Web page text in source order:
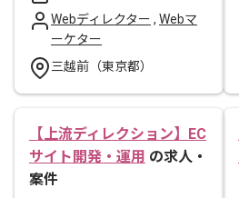
Webディレクター , Webマ
ーケター
三越前（東京都）
【上流ディレクション】EC
サイト開発・運用 の求人・
案件